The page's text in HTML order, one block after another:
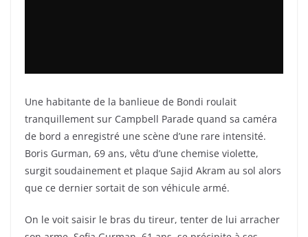
Une habitante de la banlieue de Bondi roulait
tranquillement sur Campbell Parade quand sa caméra
de bord a enregistré une scène d’une rare intensité.
Boris Gurman, 69 ans, vêtu d’une chemise violette,
surgit soudainement et plaque Sajid Akram au sol alors
que ce dernier sortait de son véhicule armé.
On le voit saisir le bras du tireur, tenter de lui arracher